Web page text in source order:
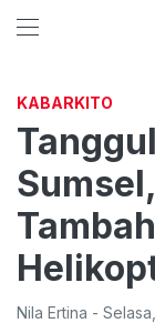
KABARKITO
Nila Ertina - Selasa